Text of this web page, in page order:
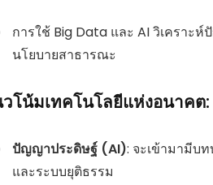
การใช้ Big Data และ AI วิเคราะ
นโยบายสาธารณะ
โน้มเทคโนโลยีแห่งอนาคต
ปัญญาประดิษฐ์ (AI): จะเข้ามามีบ
และระบบยุติธรรม